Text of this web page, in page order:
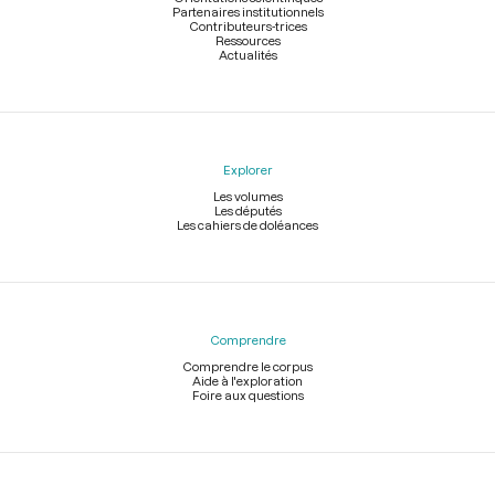
Partenaires institutionnels
Contributeurs-trices
Ressources
Actualités
Explorer
Les volumes
Les députés
Les cahiers de doléances
Comprendre
Comprendre le corpus
Aide à l'exploration
Foire aux questions